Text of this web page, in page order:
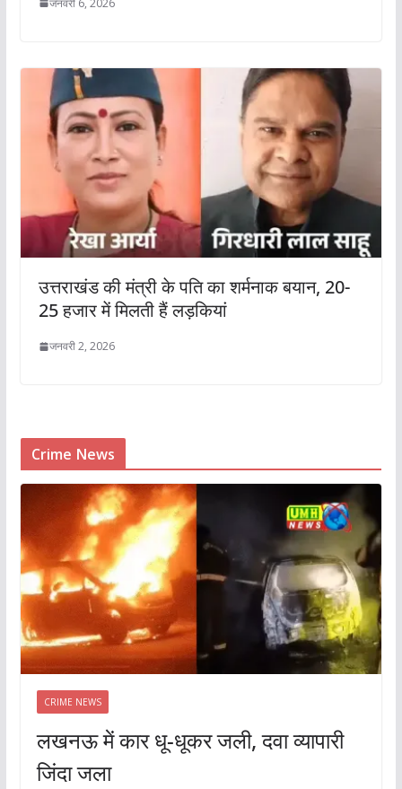
उत्तराखंड की मंत्री के पति का शर्मनाक बयान, 20-
25 हजार में मिलती हैं लड़कियां
जनवरी 2, 2026
Crime News
CRIME NEWS
लखनऊ में कार धू-धूकर जली, दवा व्यापारी
जिंदा जला